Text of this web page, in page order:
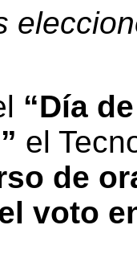
“Día
el
de
voto